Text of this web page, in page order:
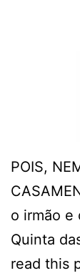
POIS,
o irmão e
Quinta
read this